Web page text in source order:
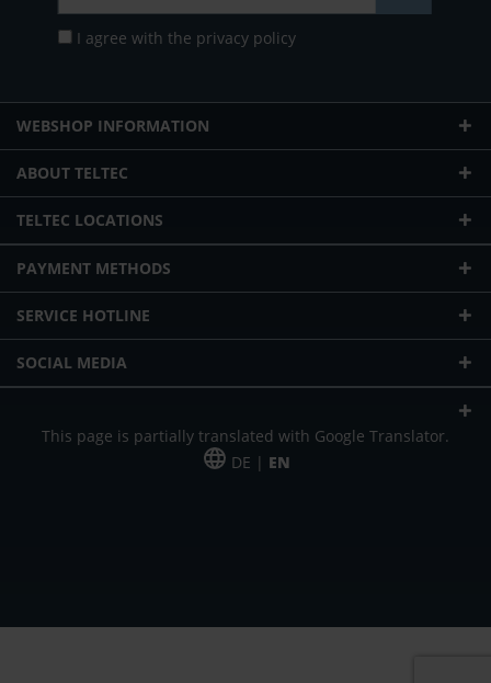
I agree with the privacy policy
WEBSHOP INFORMATION
ABOUT TELTEC
TELTEC LOCATIONS
PAYMENT METHODS
SERVICE HOTLINE
SOCIAL MEDIA
This page is partially translated with Google Translator.
DE | EN